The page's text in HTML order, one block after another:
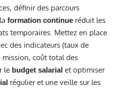
définir des parcours
formation continue réduit les
temporaires. Mettez en place
des indicateurs (taux de
coût total des
le budget salarial et optimiser
régulier et une veille sur les